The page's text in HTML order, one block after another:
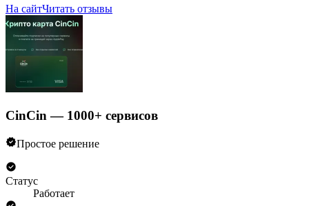
На сайтЧитать отзывы
CinCin — 1000+ сервисов
Простое решение
Статус
Работает